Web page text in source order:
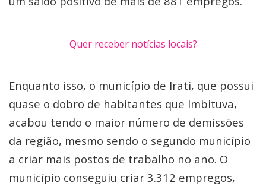
Quer receber notícias locais?
Enquanto isso, o município de Irati, que possui
quase o dobro de habitantes que Imbituva,
acabou tendo o maior número de demissões
da região, mesmo sendo o segundo município
a criar mais postos de trabalho no ano. O
município conseguiu criar 3.312 empregos,